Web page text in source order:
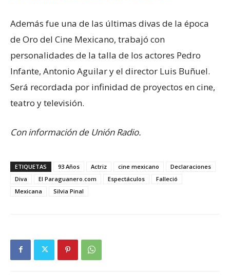
Además fue una de las últimas divas de la época
de Oro del Cine Mexicano, trabajó con
personalidades de la talla de los actores Pedro
Infante, Antonio Aguilar y el director Luis Buñuel.
Será recordada por infinidad de proyectos en cine,
teatro y televisión.
Con información de Unión Radio.
ETIQUETAS 93 Años Actriz cine mexicano
Declaraciones
Diva
El Paraguanero.com Espectáculos
Falleció
Mexicana
Silvia Pinal